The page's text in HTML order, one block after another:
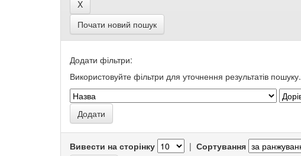
Почати новий пошук
Додати фільтри:
Використовуйте фільтри для уточнення результатів пошуку.
Вивести на сторінку | Сортування